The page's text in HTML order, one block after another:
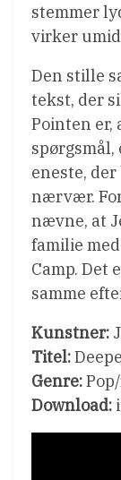
stemmer
virker
Den stille
tekst, der
Pointen er,
eneste,
nærvær.
nævne, at
familie
Camp.
samme
Kunstner:
Titel:
Genre:
Download: